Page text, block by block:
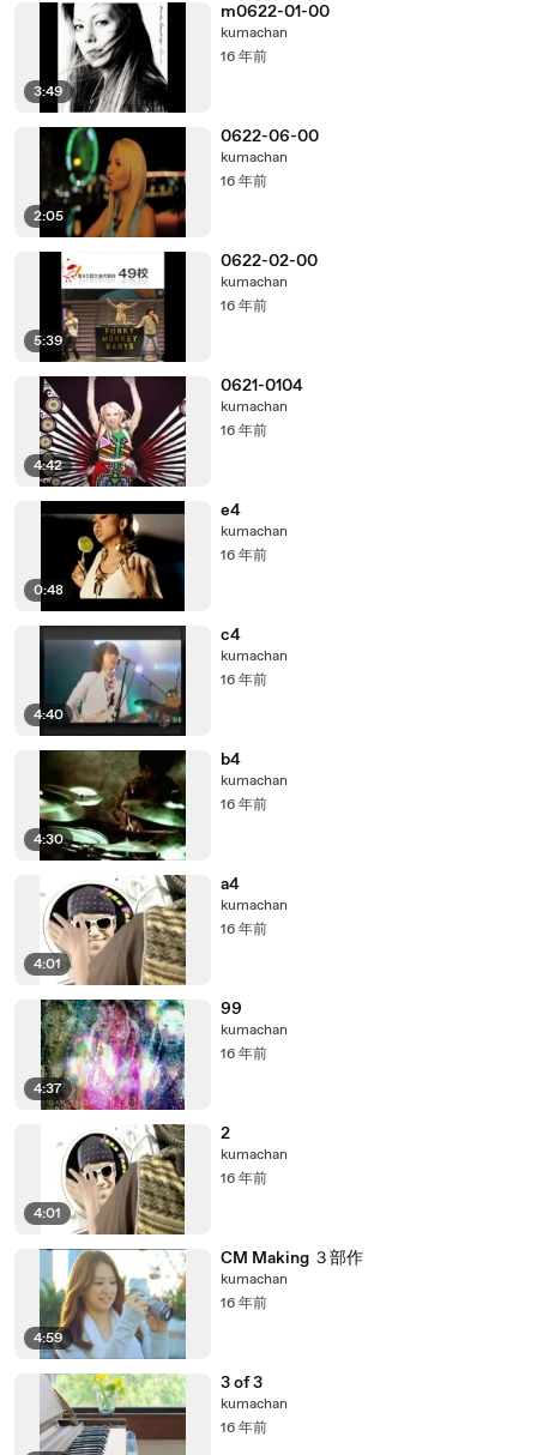
3:49
m0622-01-00
kumachan
16 年前
2:05
0622-06-00
kumachan
16 年前
5:39
0622-02-00
kumachan
16 年前
4:42
0621-0104
kumachan
16 年前
0:48
e4
kumachan
16 年前
4:40
c4
kumachan
16 年前
4:30
b4
kumachan
16 年前
4:01
a4
kumachan
16 年前
4:37
99
kumachan
16 年前
4:01
2
kumachan
16 年前
4:59
CM Making ３部作
kumachan
16 年前
3 of 3
kumachan
16 年前